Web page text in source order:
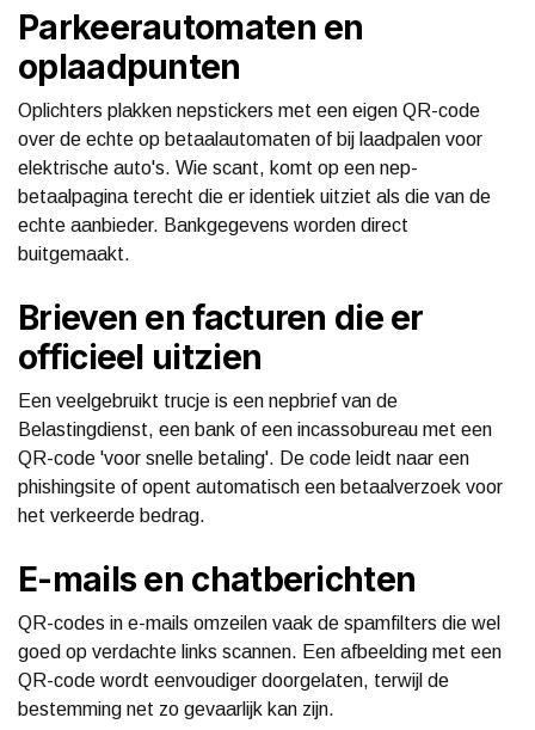
Parkeerautomaten en
oplaadpunten
Oplichters plakken nepstickers met een eigen QR-code
over de echte op betaalautomaten of bij laadpalen voor
elektrische auto's. Wie scant, komt op een nep-
betaalpagina terecht die er identiek uitziet als die van de
echte aanbieder. Bankgegevens worden direct
buitgemaakt.
Brieven en facturen die er
officieel uitzien
Een veelgebruikt trucje is een nepbrief van de
Belastingdienst, een bank of een incassobureau met een
QR-code 'voor snelle betaling'. De code leidt naar een
phishingsite of opent automatisch een betaalverzoek voor
het verkeerde bedrag.
E-mails en chatberichten
QR-codes in e-mails omzeilen vaak de spamfilters die wel
goed op verdachte links scannen. Een afbeelding met een
QR-code wordt eenvoudiger doorgelaten, terwijl de
bestemming net zo gevaarlijk kan zijn.